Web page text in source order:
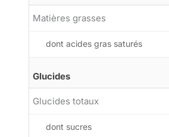
Matières grasses
dont acides gras saturés
Glucides
Glucides totaux
dont sucres